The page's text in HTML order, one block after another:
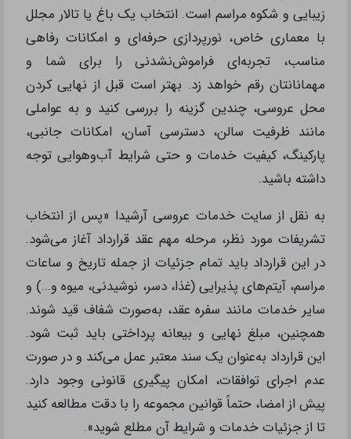
زیبایی و شکوه مراسم است. انتخاب یک باغ یا تالار مجلل
با معماری خاص، نورپردازی حرفه‌ای و امکانات رفاهی
مناسب، تجربه‌ای فراموش‌نشدنی را برای شما و
مهمانانتان رقم خواهد زد. بهتر است قبل از نهایی کردن
محل عروسی، چندین گزینه را بررسی کنید و به عواملی
مانند ظرفیت سالن، دسترسی آسان، امکانات جانبی،
پارکینگ، کیفیت خدمات و حتی شرایط آب‌وهوایی توجه
داشته باشید.
به نقل از سایت خدمات عروسی آرشیدا «پس از انتخاب
تشریفات مورد نظر، مرحله مهم عقد قرارداد آغاز می‌شود.
در این قرارداد باید تمام جزئیات از جمله تاریخ و ساعات
مراسم، آیتم‌های پذیرایی (غذا، دسر، نوشیدنی، میوه و...) و
سایر خدمات مانند سفره عقد، به‌صورت شفاف قید شوند.
همچنین، مبلغ نهایی و بیعانه پرداختی باید ثبت شود.
این قرارداد به‌عنوان یک سند معتبر عمل می‌کند و در صورت
عدم اجرای توافقات، امکان پیگیری قانونی وجود دارد.
پیش از امضا، حتماً قوانین مجموعه را با دقت مطالعه کنید
تا از جزئیات خدمات و شرایط آن مطلع شوید».